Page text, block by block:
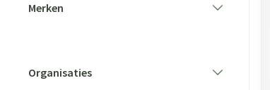
Merken
Organisaties